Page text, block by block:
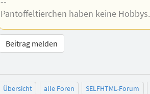
Pantoffeltierchen haben keine Hobbys.
Beitrag melden
Übersicht alle Foren
SELFHTML-Forum